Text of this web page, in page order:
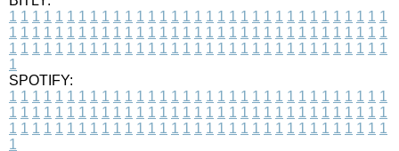
1 1 1 1 1 1 1 1 1 1 1 1 1 1 1 1 1 1 1 1 1 1 1 1 1 1 1 1 1 1 1 1 1
1 1 1 1 1 1 1 1 1 1 1 1 1 1 1 1 1 1 1 1 1 1 1 1 1 1 1 1 1 1 1 1 1
1 1 1 1 1 1 1 1 1 1 1 1 1 1 1 1 1 1 1 1 1 1 1 1 1 1 1 1 1 1 1 1 1
1
SPOTIFY:
1 1 1 1 1 1 1 1 1 1 1 1 1 1 1 1 1 1 1 1 1 1 1 1 1 1 1 1 1 1 1 1 1
1 1 1 1 1 1 1 1 1 1 1 1 1 1 1 1 1 1 1 1 1 1 1 1 1 1 1 1 1 1 1 1 1
1 1 1 1 1 1 1 1 1 1 1 1 1 1 1 1 1 1 1 1 1 1 1 1 1 1 1 1 1 1 1 1 1
1